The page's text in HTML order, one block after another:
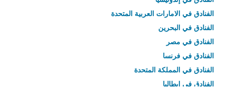
الفنادق في الامارات العربية المتحدة
الفنادق في البحرين
الفنادق في مصر
الفنادق في فرنسا
الفنادق في المملكة المتحدة
الفنادق في إيطاليا